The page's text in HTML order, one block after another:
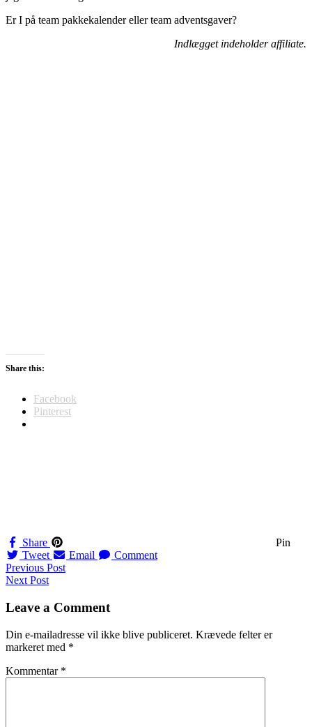
Er I på team pakkekalender eller team adventsgaver?
Indlægget indeholder affiliate.
Share this:
Facebook
Pinterest
Share
Pin
Tweet
Email Comment
Navigation
til
indlæg
Previous Post
Next Post
Leave a Comment
Din e-mailadresse vil ikke blive publiceret. Krævede felter er
markeret med *
Kommentar *